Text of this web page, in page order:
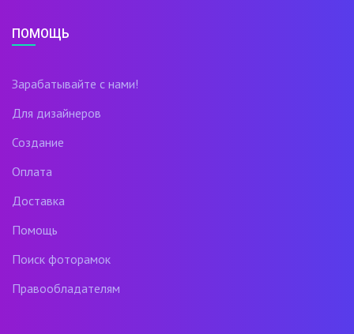
ПОМОЩЬ
Зарабатывайте с нами!
Для дизайнеров
Создание
Оплата
Доставка
Помощь
Поиск фоторамок
Правообладателям